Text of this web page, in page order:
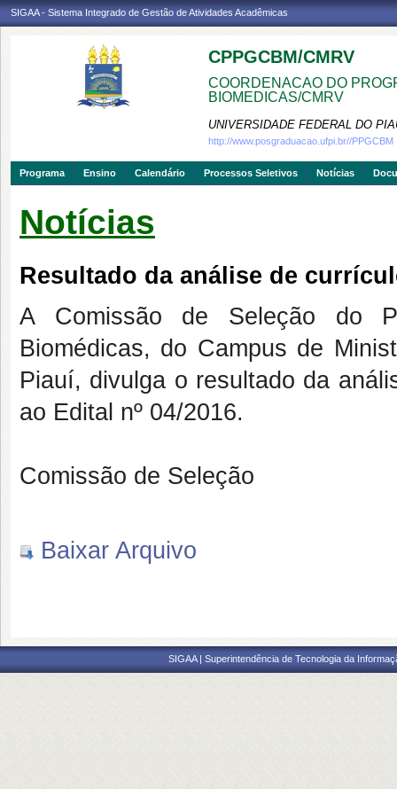
SIGAA - Sistema Integrado de Gestão de Atividades Acadêmicas
CPPGCBM/CMRV
COORDENACAO DO
BIOMEDICAS/CMRV
UNIVERSIDADE FEDERAL DO
http://www.posgraduacao.ufpi.br//PPGCBM
Programa Ensino Calendário Processos Seletivos Notícias
Notícias
Resultado da análise de
A Comissão de Seleção do
Biomédicas, do Campus de
Piauí, divulga o resultado da
ao Edital nº 04/2016.
Comissão de Seleção
Baixar Arquivo
SIGAA | Superintendência de Tecnologia da